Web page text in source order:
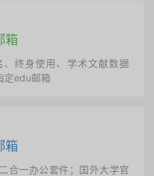
箱
终身使用、学术文献数据
定edu邮箱
箱
合一办公套件；国外大学官